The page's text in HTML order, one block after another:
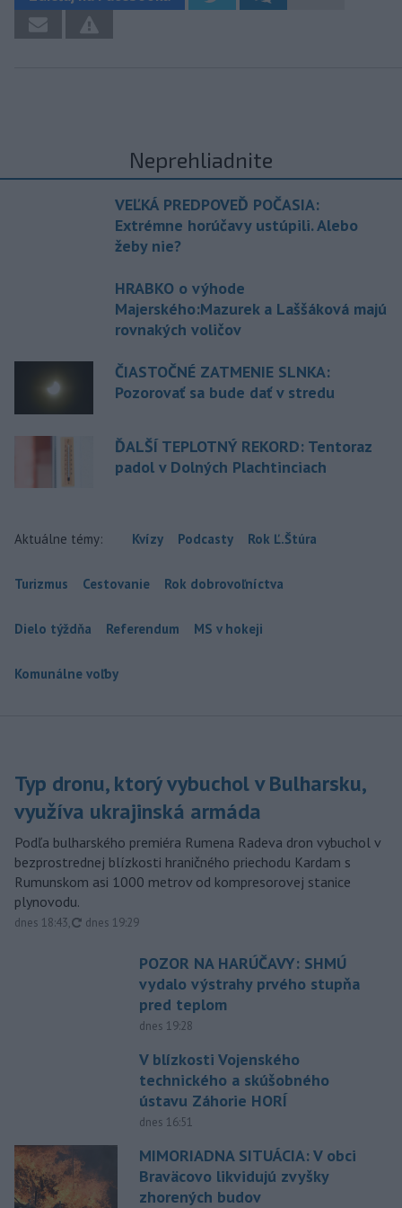
Neprehliadnite
VEĽKÁ PREDPOVEĎ POČASIA:
Extrémne horúčavy ustúpili. Alebo
žeby nie?
HRABKO o výhode
Majerského:Mazurek a Laššáková majú
rovnakých voličov
ČIASTOČNÉ ZATMENIE SLNKA:
Pozorovať sa bude dať v stredu
ĎALŠÍ TEPLOTNÝ REKORD: Tentoraz
padol v Dolných Plachtinciach
Aktuálne témy: Kvízy Podcasty Rok Ľ.Štúra
Turizmus Cestovanie Rok dobrovoľníctva
Dielo týždňa Referendum MS v hokeji
Komunálne voľby
Typ dronu, ktorý vybuchol v Bulharsku,
využíva ukrajinská armáda
Podľa bulharského premiéra Rumena Radeva dron vybuchol v
bezprostrednej blízkosti hraničného priechodu Kardam s
Rumunskom asi 1000 metrov od kompresorovej stanice
plynovodu.
dnes 18:43, aktualizované
dnes 19:29
POZOR NA HARÚČAVY: SHMÚ
vydalo výstrahy prvého stupňa
pred teplom
dnes 19:28
V blízkosti Vojenského
technického a skúšobného
ústavu Záhorie HORÍ
dnes 16:51
MIMORIADNA SITUÁCIA: V obci
Braväcovo likvidujú zvyšky
zhorených budov